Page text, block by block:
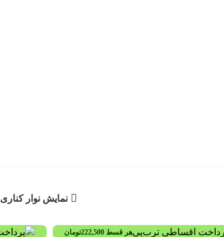
نمایش نوار کناری
هر قسط222,500تومان